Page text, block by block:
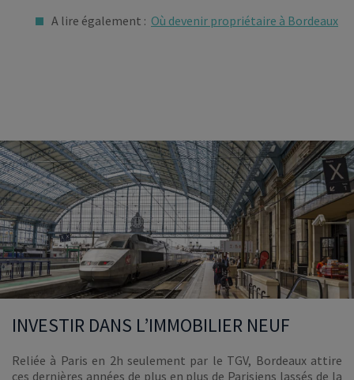
A lire également : Où devenir propriétaire à Bordeaux
INVESTIR DANS L’IMMOBILIER NEUF
Reliée à Paris en 2h seulement par le TGV, Bordeaux attire
ces dernières années de plus en plus de Parisiens lassés de la